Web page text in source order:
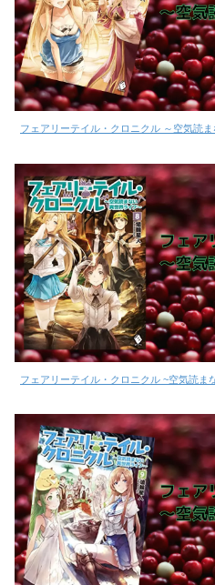
フェアリーテイル・クロニクル ～空気読
フェアリーテイル・クロニクル ~空気読ま